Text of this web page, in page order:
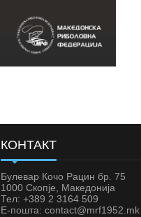
КОНТАКТ
Булевар Кочо Рацин бр. 75
1000 Скопје, Македонија
Тел: +389 2 3164 509
Е-пошта: contact@mrf1952.mk